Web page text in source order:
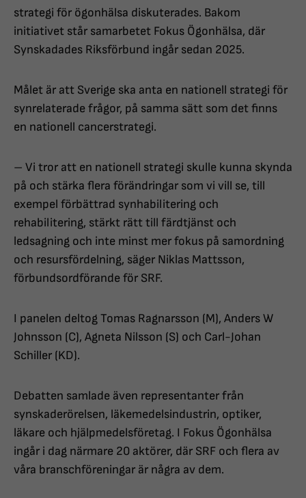
strategi för ögonhälsa diskuterades. Bakom
initiativet står samarbetet Fokus Ögonhälsa, där
Synskadades Riksförbund ingår sedan 2025.
Målet är att Sverige ska anta en nationell strategi för
synrelaterade frågor, på samma sätt som det finns
en nationell cancerstrategi.
– Vi tror att en nationell strategi skulle kunna skynda
på och stärka flera förändringar som vi vill se, till
exempel förbättrad synhabilitering och
rehabilitering, stärkt rätt till färdtjänst och
ledsagning och inte minst mer fokus på samordning
och resursfördelning, säger Niklas Mattsson,
förbundsordförande för SRF.
I panelen deltog Tomas Ragnarsson (M), Anders W
Johnsson (C), Agneta Nilsson (S) och Carl-Johan
Schiller (KD).
Debatten samlade även representanter från
synskaderörelsen, läkemedelsindustrin, optiker,
läkare och hjälpmedelsföretag. I Fokus Ögonhälsa
ingår i dag närmare 20 aktörer, där SRF och flera av
våra branschföreningar är några av dem.